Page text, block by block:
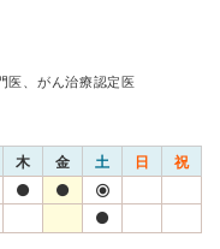
医、がん治療認定医
木 金 土 日 祝